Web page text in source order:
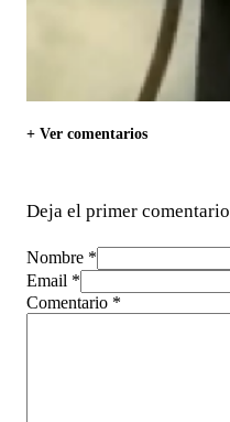
+ Ver comentarios
Deja el primer comentario
Nombre *
Email *
Comentario *